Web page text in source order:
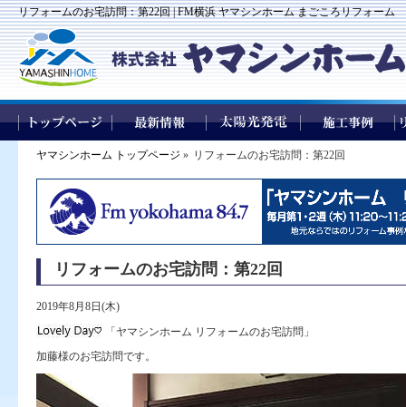
リフォームのお宅訪問：第22回 | FM横浜 ヤマシンホーム まごころリフォーム
ヤマシンホーム トップページ » リフォームのお宅訪問：第22回
リフォームのお宅訪問：第22回
2019年8月8日(木)
「ヤマシンホーム リフォームのお宅訪問」
加藤様のお宅訪問です。